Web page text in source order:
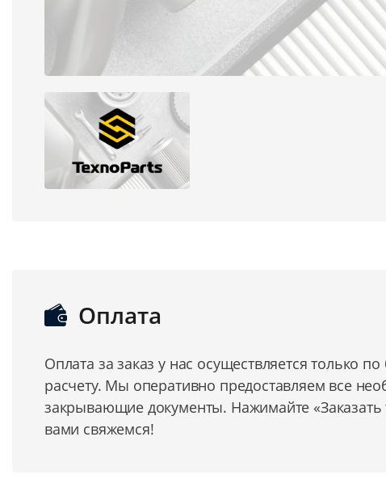
Оплата
Оплата за заказ у нас осуществляется только
расчету. Мы оперативно предоставляем все
закрывающие документы. Нажимайте «Заказать
вами свяжемся!